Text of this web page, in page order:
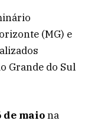
(MG) e
Grande do Sul
de maiona